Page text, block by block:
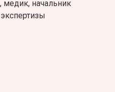
начальник